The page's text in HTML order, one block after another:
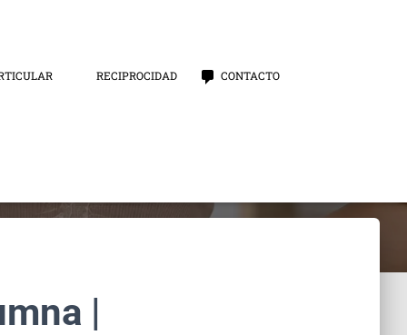
RECIPROCIDAD CONTACTO
|